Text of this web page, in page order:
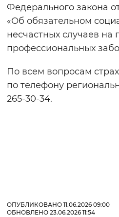
Федерального
«Об обязательном
несчастных случаев на
профессиональных
По всем вопросам
по телефону
265-30-34.
ОПУБЛИКОВАНО 11.06.2026 09:00
ОБНОВЛЕНО 23.06.2026 11:54